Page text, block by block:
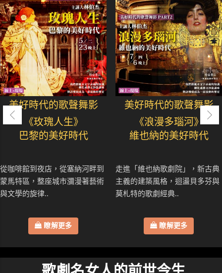
美好時代的歌聲舞影
《玫瑰人生》
巴黎的美好時代
從咖啡館到夜店，從塞納河畔到
蒙馬特區，整座城市瀰漫著藝術
與文學的旋律..
瞭解更多
美好時代的歌聲舞影
《浪漫多瑙河》
維也納的美好時代
走進「維也納歌劇院」，新古典
主義的建築風格，迴盪貝多芬與
莫札特的歌劇經典..
瞭解更多